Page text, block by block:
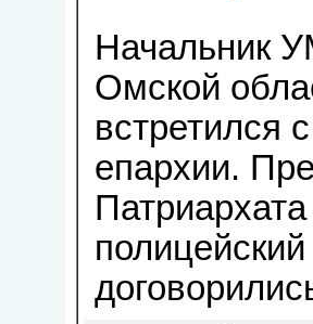
Начальник
Омской
встретился
епархии.